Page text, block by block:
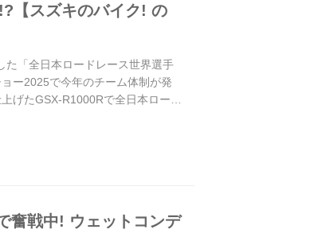
【スズキのバイク! の
た「全日本ロードレース世界選手
ー2025で今年のチーム体制が発
げたGSX-R1000Rで全日本ロード
奮戦中! ウェットコンデ